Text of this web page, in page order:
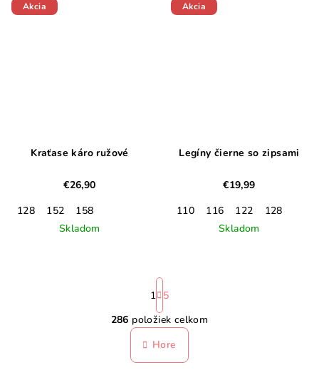
Akcia
Kraťase káro ružové
€26,90
128
152
158
Skladom
Akcia
Legíny čierne so zipsami
€19,99
110
116 122
128
Skladom
O
v
l
S
t
r
á
n
k
o
1
5
286 položiek celkom
Hore